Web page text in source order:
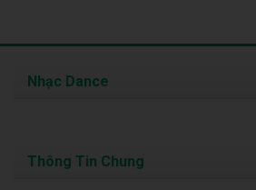
Nhạc Dance
Thông Tin Chung